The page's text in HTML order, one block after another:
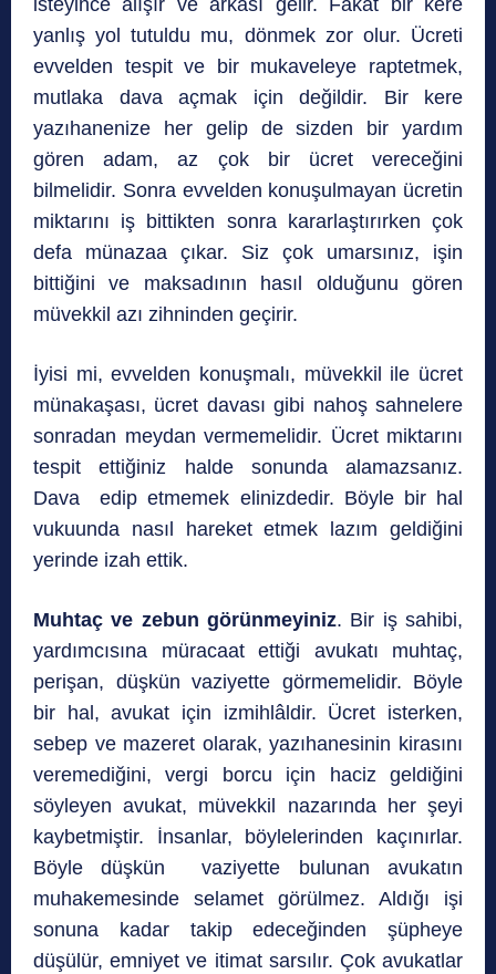
isteyince alışır ve arkası gelir. Fakat bir kere
yanlış yol tutuldu mu, dönmek zor olur. Ücreti
evvelden tespit ve bir mukaveleye raptetmek,
mutlaka dava açmak için değildir. Bir kere
yazıhanenize her gelip de sizden bir yardım
gören adam, az çok bir ücret vereceğini
bilmelidir. Sonra evvelden konuşulmayan ücretin
miktarını iş bittikten sonra kararlaştırırken çok
defa münazaa çıkar. Siz çok umarsınız, işin
bittiğini ve maksadının hasıl olduğunu gören
müvekkil azı zihninden geçirir.
İyisi mi, evvelden konuşmalı, müvekkil ile ücret
münakaşası, ücret davası gibi nahoş sahnelere
sonradan meydan vermemelidir. Ücret miktarını
tespit ettiğiniz halde sonunda alamazsanız.
Dava edip etmemek elinizdedir. Böyle bir hal
vukuunda nasıl hareket etmek lazım geldiğini
yerinde izah ettik.
Muhtaç ve zebun görünmeyiniz. Bir iş sahibi,
yardımcısına müracaat ettiği avukatı muhtaç,
perişan, düşkün vaziyette görmemelidir. Böyle
bir hal, avukat için izmihlâldir. Ücret isterken,
sebep ve mazeret olarak, yazıhanesinin kirasını
veremediğini, vergi borcu için haciz geldiğini
söyleyen avukat, müvekkil nazarında her şeyi
kaybetmiştir. İnsanlar, böylelerinden kaçınırlar.
Böyle düşkün vaziyette bulunan avukatın
muhakemesinde selamet görülmez. Aldığı işi
sonuna kadar takip edeceğinden şüpheye
düşülür, emniyet ve itimat sarsılır. Çok avukatlar